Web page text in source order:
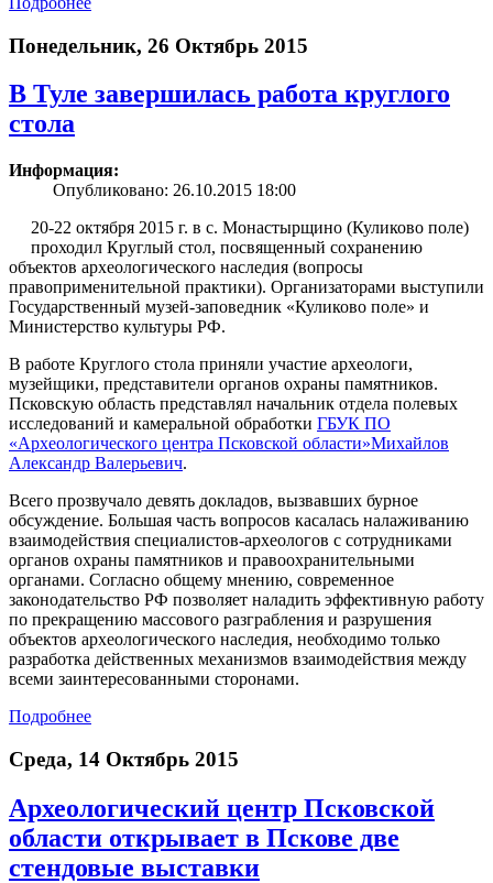
Понедельник, 26 Октябрь 2015
В Туле завершилась работа круглого
стола
Информация:
Опубликовано: 26.10.2015 18:00
20-22 октября 2015 г. в с. Монастырщино (Куликово поле)
проходил Круглый стол, посвященный сохранению
объектов археологического наследия (вопросы
правоприменительной практики). Организаторами выступили
Государственный музей-заповедник «Куликово поле» и
Министерство культуры РФ.
В работе Круглого стола приняли участие археологи,
музейщики, представители органов охраны памятников.
Псковскую область представлял начальник отдела полевых
исследований и камеральной обработки ГБУК ПО
«Археологического центра Псковской области»Михайлов
Александр Валерьевич.
Всего прозвучало девять докладов, вызвавших бурное
обсуждение. Большая часть вопросов касалась налаживанию
взаимодействия специалистов-археологов с сотрудниками
органов охраны памятников и правоохранительными
органами. Согласно общему мнению, современное
законодательство РФ позволяет наладить эффективную работу
по прекращению массового разграбления и разрушения
объектов археологического наследия, необходимо только
разработка действенных механизмов взаимодействия между
всеми заинтересованными сторонами.
Подробнее
Среда, 14 Октябрь 2015
Археологический центр Псковской
области открывает в Пскове две
стендовые выставки